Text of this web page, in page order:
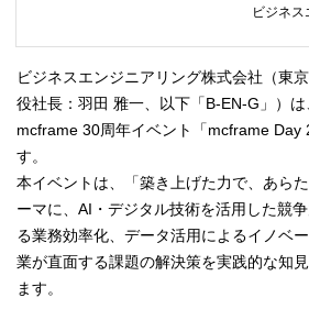
ビジネ
ビジネスエンジニアリング株式会社（東
役社長：羽田 雅一、以下「B-EN-G」）は
mcframe 30周年イベント「mcframe Day
す。
本イベントは、「築き上げた力で、あら
ーマに、AI・デジタル技術を活用した競
る業務効率化、データ活用によるイノベ
業が直面する課題の解決策を実践的な知
ます。